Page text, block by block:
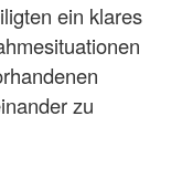
ein klares
zu